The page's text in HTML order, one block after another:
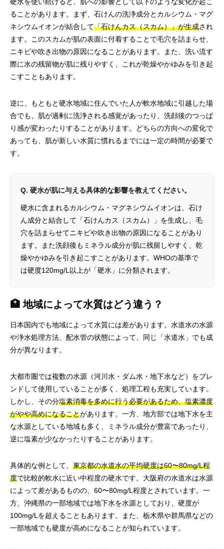
ることがあります。まず、石けんの洗浄成分とカルシウム・マグ
ネシウムイオンが結合して「石けんカス（スカム）」が生成され
ます。このスカムが肌の表面に付着することで毛穴を詰まらせ、
ニキビや吹き出物の原因になることがあります。また、洗い流す
際に水の残留物が肌に残りやすく、これが乾燥やかゆみを引き起
こすこともあります。
逆に、もともと硬水地域に住んでいた人が軟水地域に引越した場
合でも、肌が過剰に洗浄される感覚があったり、洗顔後のつっぱ
り感が変わったりすることがあります。どちらの方向への変化で
あっても、肌が新しい水質に慣れるまでには一定の時間が必要で
す。
Q. 硬水が肌に与える具体的な影響を教えてください。
硬水に含まれるカルシウム・マグネシウムイオンは、石け
ん成分と結合して「石けんカス（スカム）」を生成し、毛
穴を詰まらせてニキビや吹き出物の原因になることがあり
ます。また洗顔後もミネラル成分が肌に残留しやすく、乾
燥やかゆみを引き起こすことがあります。WHOの基準で
は硬度120mg/L以上が「硬水」に分類されます。
🏥 地域によって水質はどう違う？
日本国内でも地域によって水質には差があります。水道水の水源
や浄水処理方法、配水管の状態によって、同じ「水道水」でも成
分が異なります。
大都市圏では複数の水源（河川水・ダム水・地下水など）をブレ
ンドして使用していることが多く、処理工程も充実しています。
しかし、その分塩素消毒を多めに行う必要があるため、塩素濃度
がやや高めになることがあります。一方、地方部では地下水を主
な水源としている地域も多く、ミネラル成分が豊富であったり、
逆に塩素が少なかったりすることがあります。
具体的な例として、 東京都の水道水の平均硬度は60〜80mg/L程
度で比較的軟水に近い中程度の硬水です。大阪府の水道水は水源
によって差があるものの、60〜80mg/L程度とされています。一
方、沖縄県の一部地域では地下水を水源としており、硬度が
100mg/Lを超えることもあります。また、栃木県や群馬県などの
一部地域でも硬度が高めになることが知られています。